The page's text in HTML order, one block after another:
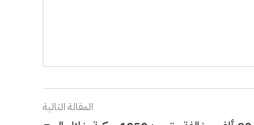
المقالة التالية